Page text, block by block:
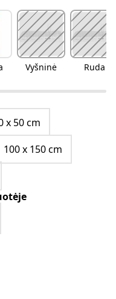
Vyšninė Ruda
x 50 cm
100 x 150 cm